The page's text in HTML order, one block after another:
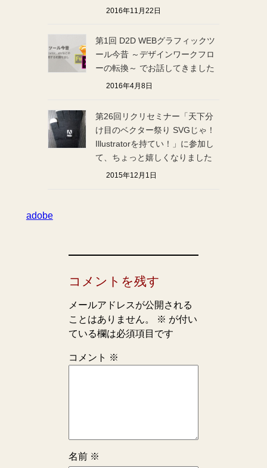
2016年11月22日
第1回 D2D WEBグラフィックツ
ール今昔 ～デザインワークフロ
ーの転換～ でお話してきました
2016年4月8日
第26回リクリセミナー「天下分
け目のベクター祭り SVGじゃ！
Illustratorを持てい！」に参加し
て、ちょっと嬉しくなりました
2015年12月1日
adobe
コメントを残す
メールアドレスが公開される
ことはありません。
※ が付い
ている欄は必須項目です
コメント ※
名前 ※